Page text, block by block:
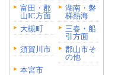
富田・郡
山IC方面
湖南・磐
梯熱海
大槻町
三春・船
引方面
須賀川市
郡山市そ
の他
本宮市